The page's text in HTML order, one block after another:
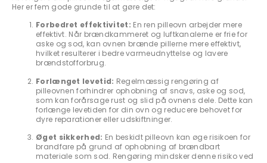
Her er fem gode grunde til at gøre det:
Forbedret effektivitet: En ren pilleovn arbejder mere
effektivt. Når brændkammeret og luftkanalerne er frie for
aske og sod, kan ovnen brænde pillerne mere effektivt,
hvilket resulterer i bedre varmeudnyttelse og lavere
brændstofforbrug.
Forlænget levetid: Regelmæssig rengøring af
pilleovnen forhindrer ophobning af snavs, aske og sod,
som kan forårsage rust og slid på ovnens dele. Dette kan
forlænge levetiden for din ovn og reducere behovet for
dyre reparationer eller udskiftninger.
Øget sikkerhed: En beskidt pilleovn kan øge risikoen for
brandfare på grund af ophobning af brændbart
materiale som sod. Rengøring mindsker denne risiko ved